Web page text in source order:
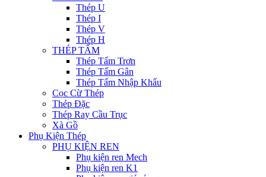
Thép U
Thép I
Thép V
Thép H
THÉP TẤM
Thép Tấm Trơn
Thép Tấm Gân
Thép Tấm Nhập Khẩu
Cọc Cừ Thép
Thép Đặc
Thép Ray Cầu Trục
Xà Gồ
Phụ Kiện Thép
PHỤ KIỆN REN
Phụ kiện ren Mech
Phụ kiện ren K1